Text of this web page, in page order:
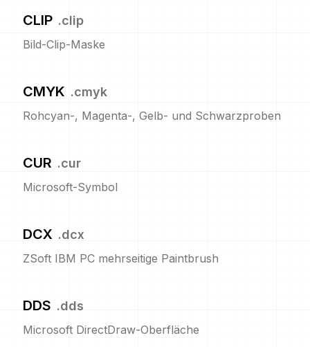
CLIP .clip
Bild-Clip-Maske
CMYK .cmyk
Rohcyan-, Magenta-, Gelb- und Schwarzproben
CUR .cur
Microsoft-Symbol
DCX .dcx
ZSoft IBM PC mehrseitige Paintbrush
DDS .dds
Microsoft DirectDraw-Oberfläche